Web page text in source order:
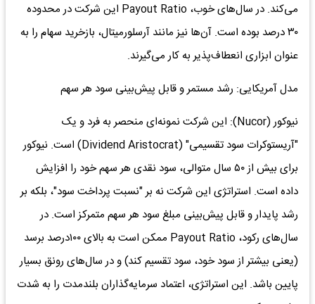
می‌کند. در سال‌های خوب، Payout Ratio این شرکت در محدوده
۳۰ درصد بوده است. آن‌ها نیز مانند آرسلورمیتال، بازخرید سهام را به
عنوان ابزاری انعطاف‌پذیر به کار می‌گیرند.
مدل آمریکایی: رشد مستمر و قابل پیش‌بینی سود هر سهم
نیوکور (Nucor): این شرکت نمونه‌ای منحصر به فرد و یک
"آریستوکرات سود تقسیمی" (Dividend Aristocrat) است. نیوکور
برای بیش از ۵۰ سال متوالی، سود نقدی هر سهم خود را افزایش
داده است. استراتژی این شرکت نه بر "نسبت پرداخت سود"، بلکه بر
رشد پایدار و قابل پیش‌بینی مبلغ سود هر سهم متمرکز است. در
سال‌های رکود، Payout Ratio ممکن است به بالای ۱۰۰درصد برسد
(یعنی بیشتر از سود خود، سود تقسیم کند) و در سال‌های رونق بسیار
پایین باشد. این استراتژی، اعتماد سرمایه‌گذاران بلندمدت را به شدت